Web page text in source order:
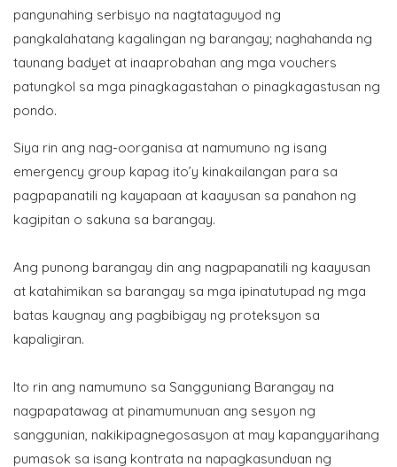
pangunahing serbisyo na nagtataguyod ng
pangkalahatang kagalingan ng barangay; naghahanda ng
taunang badyet at inaaprobahan ang mga vouchers
patungkol sa mga pinagkagastahan o pinagkagastusan ng
pondo.
Siya rin ang nag-oorganisa at namumuno ng isang
emergency group kapag ito’y kinakailangan para sa
pagpapanatili ng kayapaan at kaayusan sa panahon ng
kagipitan o sakuna sa barangay.
Ang punong barangay din ang nagpapanatili ng kaayusan
at katahimikan sa barangay sa mga ipinatutupad ng mga
batas kaugnay ang pagbibigay ng proteksyon sa
kapaligiran.
Ito rin ang namumuno sa Sangguniang Barangay na
nagpapatawag at pinamumunuan ang sesyon ng
sanggunian, nakikipagnegosasyon at may kapangyarihang
pumasok sa isang kontrata na napagkasunduan ng